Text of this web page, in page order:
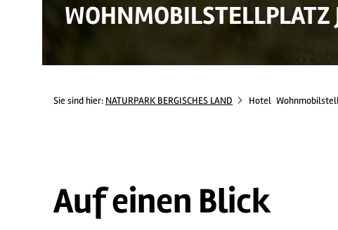
WOHNMOBILSTELLPLATZ
Sie sind hier: NATURPARK BERGISCHES LAND Hotel
Auf einen Blick